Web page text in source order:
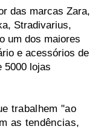
das marcas Zara,
Stradivarius,
um dos maiores
e acessórios de
5000 lojas
trabalhem "ao
as tendências,